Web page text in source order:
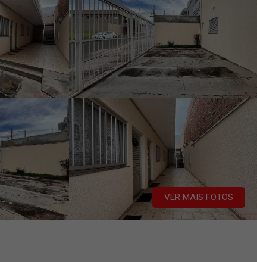
VER MAIS FOTOS